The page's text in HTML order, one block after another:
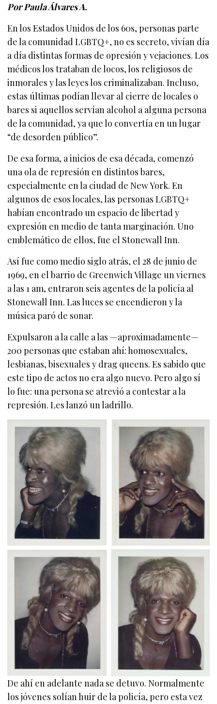
Por Paula Álvares A.
En los Estados Unidos de los 60s, personas parte
de la comunidad LGBTQ+, no es secreto, vivían día
a día distintas formas de opresión y vejaciones. Los
médicos los trataban de locos, los religiosos de
inmorales y las leyes los criminalizaban. Incluso,
estas últimas podían llevar al cierre de locales o
bares si aquellos servían alcohol a alguna persona
de la comunidad, ya que lo convertía en un lugar
“de desorden público”.
De esa forma, a inicios de esa década, comenzó
una ola de represión en distintos bares,
especialmente en la ciudad de New York. En
algunos de esos locales, las personas LGBTQ+
habían encontrado un espacio de libertad y
expresión en medio de tanta marginación. Uno
emblemático de ellos, fue el Stonewall Inn.
Así fue como medio siglo atrás, el 28 de junio de
1969, en el barrio de Greenwich Village un viernes
a las 1 am, entraron seis agentes de la policía al
Stonewall Inn. Las luces se encendieron y la
música paró de sonar.
Expulsaron a la calle a las —aproximadamente—
200 personas que estaban ahí: homosexuales,
lesbianas, bisexuales y drag queens. Es sabido que
este tipo de actos no era algo nuevo. Pero algo sí
lo fue: una persona se atrevió a contestar a la
represión. Les lanzó un ladrillo.
De ahí en adelante nada se detuvo. Normalmente
los jóvenes solían huir de la policía, pero esta vez